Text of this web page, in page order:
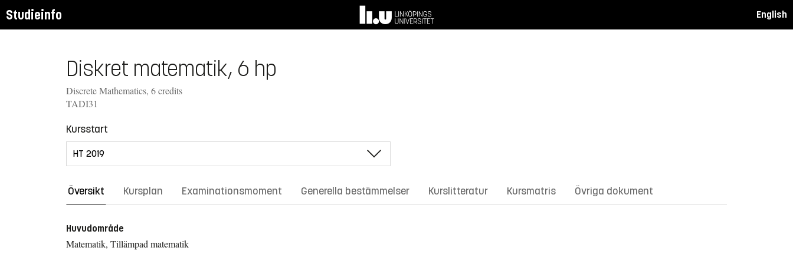
Studieinfo English
Diskret matematik, 6 hp
Discrete Mathematics, 6 credits
TADI31
Kursstart
Översikt Kursplan Examinationsmoment Generella bestämmelser Kurslitteratur Kursmatris Övriga dokument
Huvudområde
Matematik, Tillämpad matematik